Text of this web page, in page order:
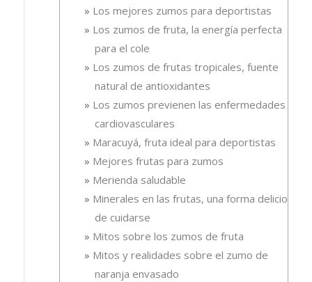
Los mejores zumos para deportistas
Los zumos de fruta, la energía perfecta
para el cole
Los zumos de frutas tropicales, fuente
natural de antioxidantes
Los zumos previenen las enfermedades
cardiovasculares
Maracuyá, fruta ideal para deportistas
Mejores frutas para zumos
Merienda saludable
Minerales en las frutas, una forma deliciosa
de cuidarse
Mitos sobre los zumos de fruta
Mitos y realidades sobre el zumo de
naranja envasado